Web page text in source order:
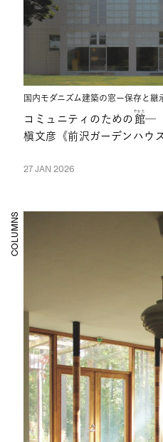
国内モダニズム建築の窓ー保存と継
コミュニティのための館
やかた
─
槇文彦《前沢ガーデンハウ
27 JAN 2026
COLUMNS